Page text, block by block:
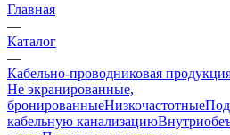
Главная
—
Каталог
—
Кабельно-проводниковая
Не экранированные,
бронированныеНизкочастотные
кабельную канализацию